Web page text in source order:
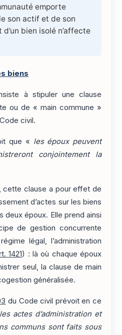
emporte
son actif et de son
d’un bien isolé n’affecte
biens
à stipuler une clause
ou de « main commune »
civil.
que « les époux peuvent
conjointement la
cette clause a pour effet de
d’actes sur les biens
deux époux. Elle prend ainsi
de gestion concurrente
légal, l’administration
1421) : là où chaque époux
seul, la clause de main
généralisée.
du Code civil prévoit en ce
actes d’administration et
communs sont faits sous